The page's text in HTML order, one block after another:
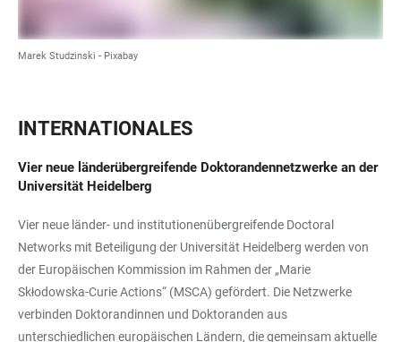
Marek Studzinski - Pixabay
INTERNATIONALES
Vier neue länderübergreifende Doktorandennetzwerke an der
Universität Heidelberg
Vier neue länder- und institutionenübergreifende Doctoral
Networks mit Beteiligung der Universität Heidelberg werden von
der Europäischen Kommission im Rahmen der „Marie
Skłodowska-Curie Actions“ (MSCA) gefördert. Die Netzwerke
verbinden Doktorandinnen und Doktoranden aus
unterschiedlichen europäischen Ländern, die gemeinsam aktuelle